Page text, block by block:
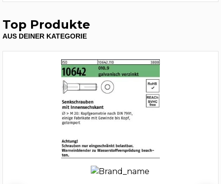
Top Produkte
AUS DEINER KATEGORIE